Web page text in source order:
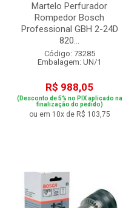
Martelo Perfurador
Rompedor Bosch
Professional GBH 2-24D
820...
Código: 73285
Embalagem: UN/1
R$ 988,05
(Desconto de 5% no PIX aplicado na
finalização do pedido)
ou em 10x de R$ 103,75